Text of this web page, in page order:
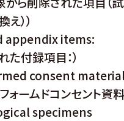
））
appendix items:
た付録項目：）
consent
フォームドコンセント資料
specimens